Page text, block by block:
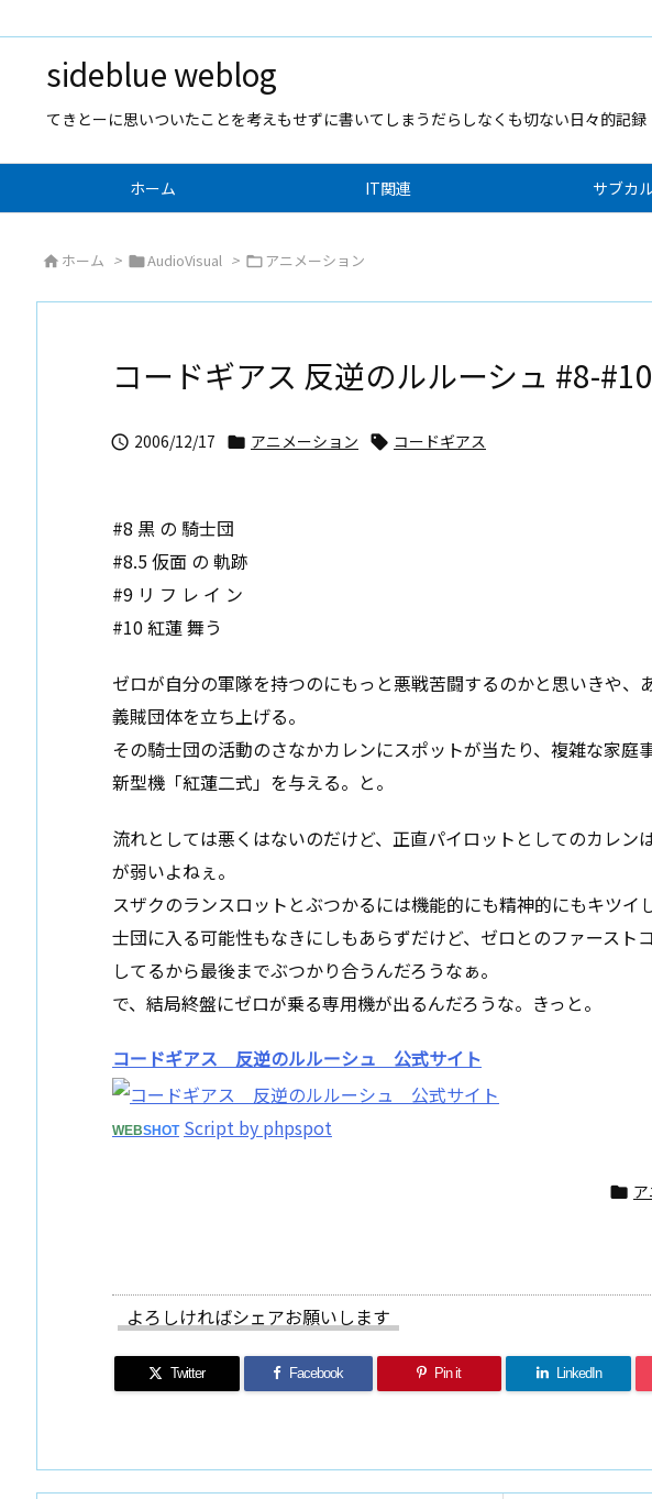
sideblue weblog
てきとーに思いついたことを考えもせずに書いてしまうだらしなくも切ない日々的記録
ホーム IT関連 サブカ
 ホーム > AudioVisual > アニメーション
コードギアス 反逆のルルーシュ #8-#10
 2006/12/17  アニメーション  コードギアス
#8 黒 の 騎士団
#8.5 仮面 の 軌跡
#9 リ フ レ イ ン
#10 紅蓮 舞う
ゼロが自分の軍隊を持つのにもっと悪戦苦闘するのかと思いきや、
義賊団体を立ち上げる。
その騎士団の活動のさなかカレンにスポットが当たり、複雑な家庭
新型機「紅蓮二式」を与える。と。
流れとしては悪くはないのだけど、正直パイロットとしてのカレン
が弱いよねぇ。
スザクのランスロットとぶつかるには機能的にも精神的にもキツイ
士団に入る可能性もなきにしもあらずだけど、ゼロとのファースト
してるから最後までぶつかり合うんだろうなぁ。
で、結局終盤にゼロが乗る専用機が出るんだろうな。きっと。
コードギアス 反逆のルルーシュ 公式サイト
WEBSHOT Script by phpspot

よろしければシェアお願いします
Twitter Facebook Pin it LinkedIn